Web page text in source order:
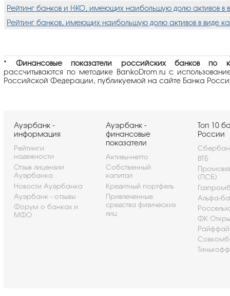
Рейтинг банков и НКО, имеющих наибольшую долю активов в
Рейтинг банков, имеющих наибольшую долю активов в виде
* Финансовые показатели российских банков по
рассчитываются по методике BankoDrom.ru с
Российской Федерации, публикуемой на сайте Банка
Ауэрбанк -
информация
Рейтинги
надежности
Отзыв лицензии
Ауэрбанка
Новости Ауэрбанка
Ауэрбанк - отзывы
Форум о банках и
МФО
Ауэрбанк -
финансовые
показатели
Активы-нетто
Собственный
капитал
Кредитный портфель
Привлеченные
средства физических
лиц
Топ 10
России
ВТБ
(ПСБ)
Альфа-
ФК